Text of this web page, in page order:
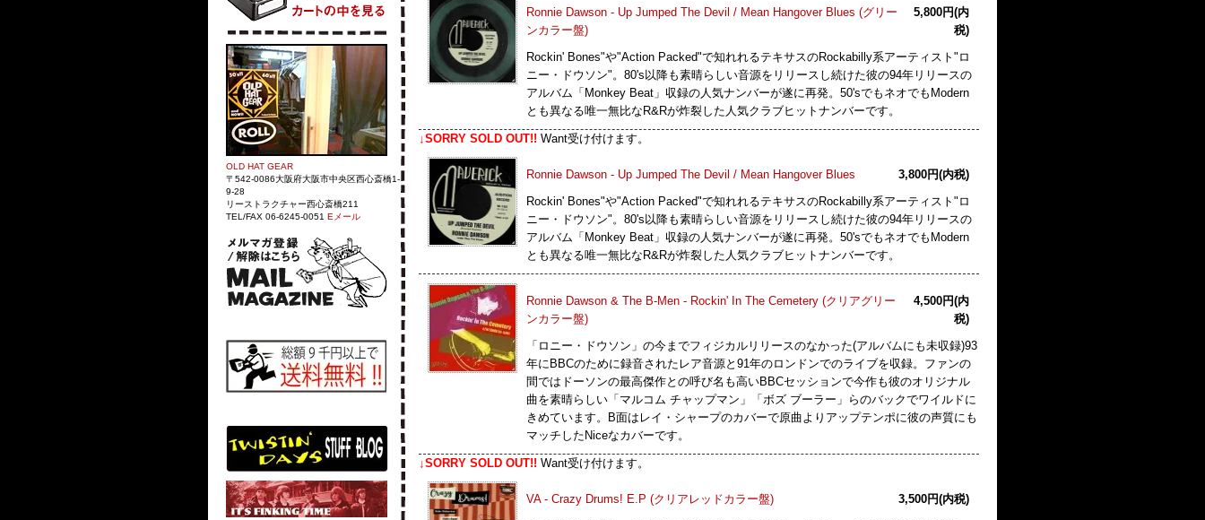
OLD HAT GEAR
〒542-0086大阪府大阪市中央区西心斎橋1-
9-28
リーストラクチャー西心斎橋211
TEL/FAX 06-6245-0051 Eメール
Ronnie Dawson - Up Jumped The Devil / Mean Hangover Blues (グリー
ンカラー盤)
5,800円(内
税)
Rockin' Bones"や"Action Packed"で知れれるテキサスのRockabilly系アーティスト"ロ
ニー・ドウソン"。80's以降も素晴らしい音源をリリースし続けた彼の94年リリースの
アルバム「Monkey Beat」収録の人気ナンバーが遂に再発。50'sでもネオでもModern
とも異なる唯一無比なR&Rが炸裂した人気クラブヒットナンバーです。
↓SORRY SOLD OUT!! Want受け付けます。
Ronnie Dawson - Up Jumped The Devil / Mean Hangover Blues
3,800円(内税)
Rockin' Bones"や"Action Packed"で知れれるテキサスのRockabilly系アーティスト"ロ
ニー・ドウソン"。80's以降も素晴らしい音源をリリースし続けた彼の94年リリースの
アルバム「Monkey Beat」収録の人気ナンバーが遂に再発。50'sでもネオでもModern
とも異なる唯一無比なR&Rが炸裂した人気クラブヒットナンバーです。
Ronnie Dawson & The B-Men - Rockin' In The Cemetery (クリアグリー
ンカラー盤)
4,500円(内
税)
「ロニー・ドウソン」の今までフィジカルリリースのなかった(アルバムにも未収録)93
年にBBCのために録音されたレア音源と91年のロンドンでのライブを収録。ファンの
間ではドーソンの最高傑作との呼び名も高いBBCセッションで今作も彼のオリジナル
曲を素晴らしい「マルコム チャップマン」「ボズ ブーラー」らのバックでワイルドに
きめています。B面はレイ・シャープのカバーで原曲よりアップテンポに彼の声質にも
マッチしたNiceなカバーです。
↓SORRY SOLD OUT!! Want受け付けます。
VA - Crazy Drums! E.P (クリアレッドカラー盤)
3,500円(内税)